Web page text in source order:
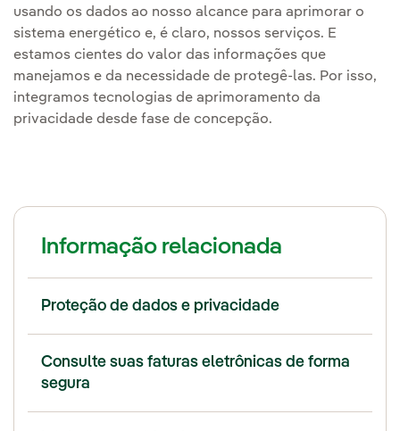
usando os dados ao nosso alcance para aprimorar o
sistema energético e, é claro, nossos serviços. E
estamos cientes do valor das informações que
manejamos e da necessidade de protegê-las. Por isso,
integramos tecnologias de aprimoramento da
privacidade desde fase de concepção.
Informação relacionada
Proteção de dados e privacidade
Consulte suas faturas eletrônicas de forma
segura